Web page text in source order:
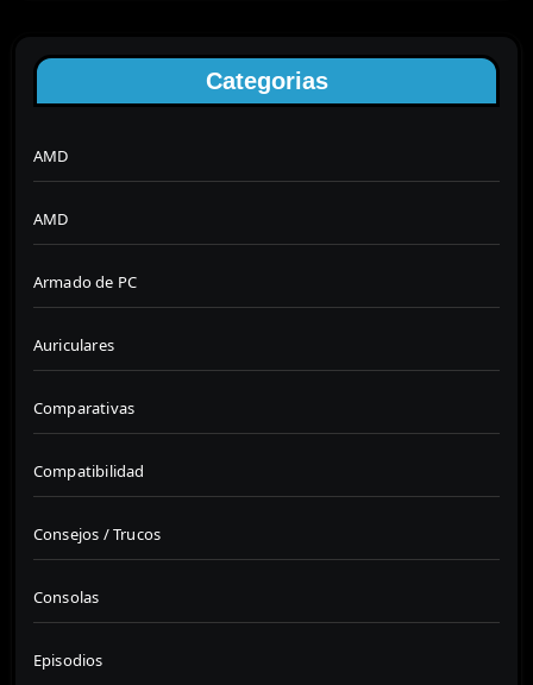
Categorias
AMD
AMD
Armado de PC
Auriculares
Comparativas
Compatibilidad
Consejos / Trucos
Consolas
Episodios